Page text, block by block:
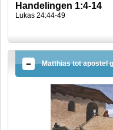
Handelingen 1:4-14
Lukas 24:44-49
Matthias tot apostel